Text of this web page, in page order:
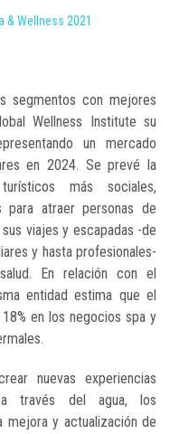
& Wellness 2021
segmentos con mejores
Wellness Institute su
un mercado
en 2024. Se prevé la
más sociales,
para atraer personas de
viajes y escapadas -de
y hasta profesionales-
En relación con el
entidad estima que el
en los negocios spa y
nuevas experiencias
a través del agua, los
mejora y actualización de